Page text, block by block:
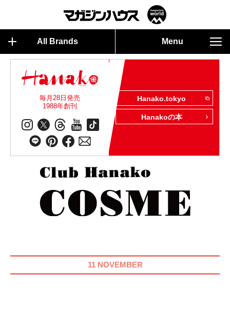
All Brands Menu
毎月28日発売
1988年創刊
Hanako.tokyo
Hanakoの本
11 NOVEMBER